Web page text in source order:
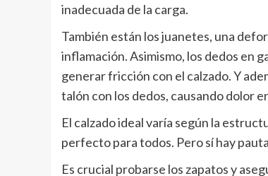
inadecuada de la carga.
También están los juanetes, una
inflamación. Asimismo, los dedos en
generar fricción con el calzado. Y
talón con los dedos, causando dolor
El calzado ideal varía según la
perfecto para todos. Pero sí hay
Es crucial probarse los zapatos y